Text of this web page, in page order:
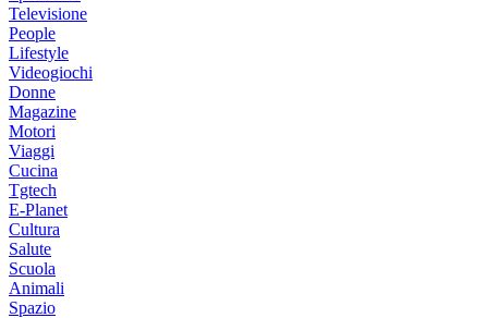
Televisione
People
Lifestyle
Videogiochi
Donne
Magazine
Motori
Viaggi
Cucina
Tgtech
E-Planet
Cultura
Salute
Scuola
Animali
Spazio